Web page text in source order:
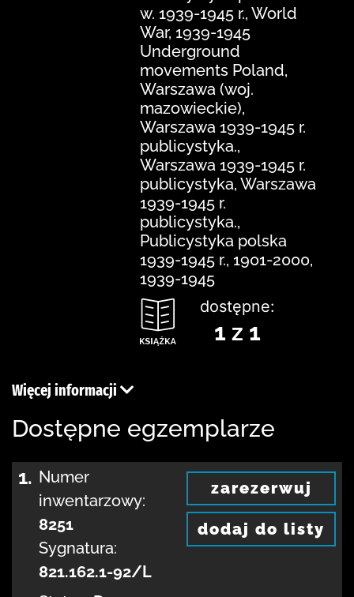
w. 1939-1945 r., World
War, 1939-1945
Underground
movements Poland,
Warszawa (woj.
mazowieckie),
Warszawa 1939-1945 r.
publicystyka.,
Warszawa 1939-1945 r.
publicystyka, Warszawa
1939-1945 r.
publicystyka.,
Publicystyka polska
1939-1945 r., 1901-2000,
1939-1945
dostępne:
1 z 1
Więcej informacji
Dostępne egzemplarze
1. Numer
inwentarzowy:
8251
Sygnatura:
821.162.1-92/L
zarezerwuj
dodaj do listy